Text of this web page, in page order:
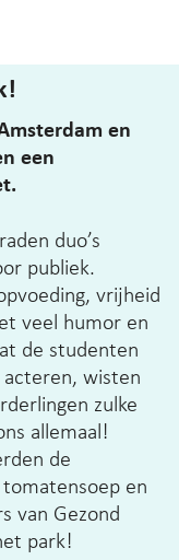
en
een
duo’s
publiek.
vrijheid
veel humor en
de studenten
acteren, wisten
zulke
allemaal!
de
en
van Gezond
park!